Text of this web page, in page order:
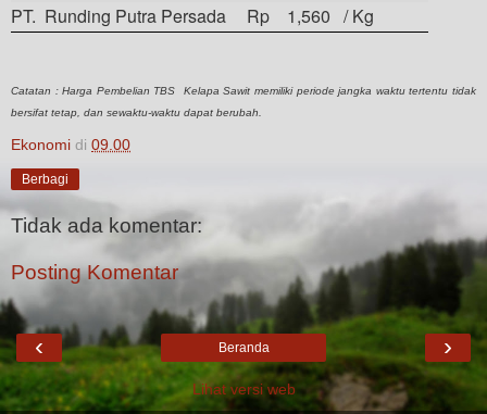
PT. Runding Putra Persada
Rp 1,560 / Kg
Catatan : Harga Pembelian TBS Kelapa Sawit memiliki periode jangka waktu tertentu tidak
bersifat tetap, dan sewaktu-waktu dapat berubah.
Ekonomi di 09.00
Berbagi
Tidak ada komentar:
Posting Komentar
‹ ›
Beranda
Lihat versi web